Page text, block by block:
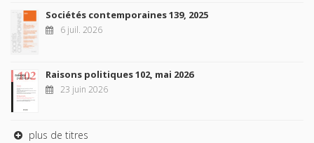
Sociétés contemporaines 139, 2025
6 juil. 2026
Raisons politiques 102, mai 2026
23 juin 2026
plus de titres